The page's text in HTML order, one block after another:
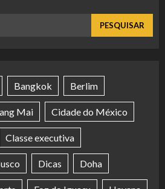
Bangkok Berlim
Mai Cidade do México
Classe executiva
Dicas Doha